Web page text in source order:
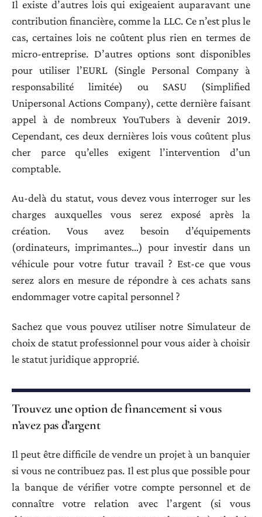
Il existe d’autres lois qui exigeaient auparavant une
contribution financière, comme la LLC. Ce n’est plus le
cas, certaines lois ne coûtent plus rien en termes de
micro-entreprise. D’autres options sont disponibles
pour utiliser l’EURL (Single Personal Company à
responsabilité limitée) ou SASU (Simplified
Unipersonal Actions Company), cette dernière faisant
appel à de nombreux YouTubers à devenir 2019.
Cependant, ces deux dernières lois vous coûtent plus
cher parce qu’elles exigent l’intervention d’un
comptable.
Au-delà du statut, vous devez vous interroger sur les
charges auxquelles vous serez exposé après la
création. Vous avez besoin d’équipements
(ordinateurs, imprimantes…) pour investir dans un
véhicule pour votre futur travail ? Est-ce que vous
serez alors en mesure de répondre à ces achats sans
endommager votre capital personnel ?
Sachez que vous pouvez utiliser notre Simulateur de
choix de statut professionnel pour vous aider à choisir
le statut juridique approprié.
Trouvez une option de financement si vous
n’avez pas d’argent
Il peut être difficile de vendre un projet à un banquier
si vous ne contribuez pas. Il est plus que possible pour
la banque de vérifier votre compte personnel et de
connaître votre relation avec l’argent (si vous